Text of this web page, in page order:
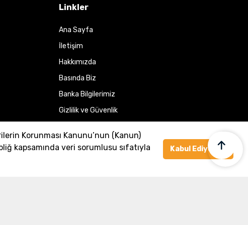
Korunması Kanunu’nun (Kanun)
kapsamında veri sorumlusu sıfatıyla
Kabul Ediyorum
Linkler
Ana Sayfa
İletişim
Hakkımızda
Basında Biz
Banka Bilgilerimiz
Gizlilik ve Güvenlik